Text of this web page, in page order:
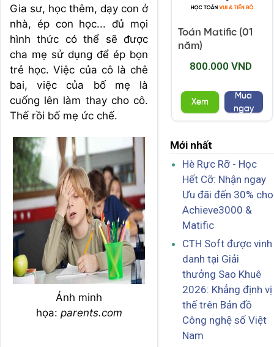
Gia sư, học thêm, dạy con ở
nhà, ép con học... đủ mọi
hình thức có thể sẽ được
cha mẹ sử dụng để ép bọn
trẻ học. Việc của cô là chê
bai, việc của bố mẹ là
cuống lên làm thay cho cô.
Thế rồi bố mẹ ức chế.
Ảnh minh
họa: parents.com
Toán Matific (01
năm)
800.000 VND
Xem
Mua
ngay
Mới nhất
Hè Rực Rỡ - Học
Hết Cỡ: Nhận ngay
Ưu đãi đến 30% cho
Achieve3000 &
Matific
CTH Soft được vinh
danh tại Giải
thưởng Sao Khuê
2026: Khẳng định vị
thế trên Bản đồ
Công nghệ số Việt
Nam